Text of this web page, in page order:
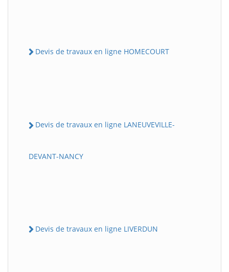
Devis de travaux en ligne HOMECOURT
Devis de travaux en ligne LANEUVEVILLE-
DEVANT-NANCY
Devis de travaux en ligne LIVERDUN